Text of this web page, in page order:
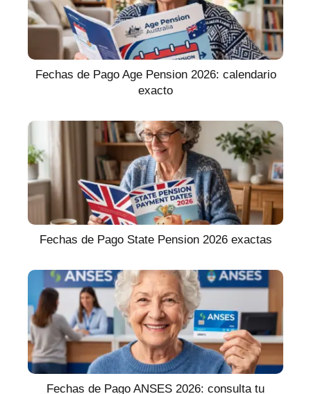
Fechas de Pago Age Pension 2026: calendario
exacto
Fechas de Pago State Pension 2026 exactas
Fechas de Pago ANSES 2026: consulta tu